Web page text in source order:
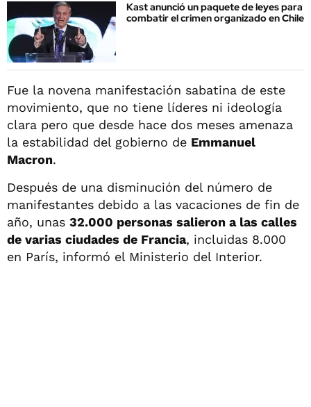
Kast anunció un paquete de leyes para
combatir el crimen organizado en Chile
Fue la novena manifestación sabatina de este
movimiento, que no tiene líderes ni ideología
clara pero que desde hace dos meses amenaza
la estabilidad del gobierno de Emmanuel
Macron.
Después de una disminución del número de
manifestantes debido a las vacaciones de fin de
año, unas 32.000 personas salieron a las calles
de varias ciudades de Francia, incluidas 8.000
en París, informó el Ministerio del Interior.